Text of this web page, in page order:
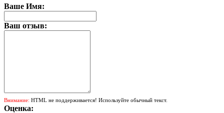
Ваше Имя:
Ваш отзыв:
Внимание: HTML не поддерживается! Используйте обычный текст.
Оценка: